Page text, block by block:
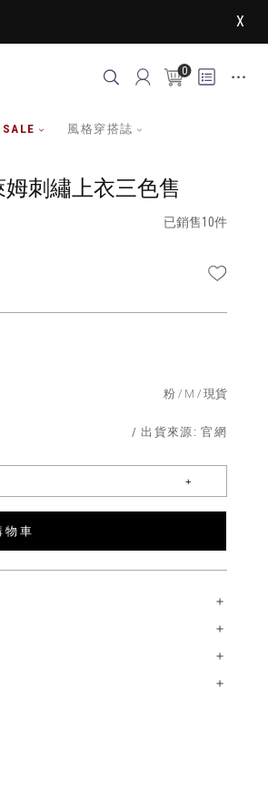
X
0
SALE 風格穿搭誌
刺繡上衣三色售
已銷售10件
粉 M 現貨
/ 出貨來源:官網
物 車